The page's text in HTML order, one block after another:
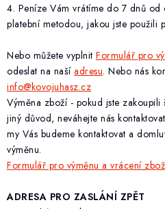
EGO POWER+
AUTO-MOTO
DÍLY PRO BRÁNY
PŮJČOVNA
Kontakty Prodloužená záruka
Splátkový prodej
4. Peníze Vám vrátíme do 7 dnů od
platební metodou, jakou jste použili
Nebo můžete vyplnit Formulář pro
odeslat na naší adresu. Nebo nás
info@kovojuhasz.cz
Výměna zboží - pokud jste zakoupili
jiný důvod, neváhejte nás
my Vás budeme kontaktovat a
výměnu.
Formulář pro výměnu a vrácení
ADRESA PRO ZASLÁNÍ ZPĚT